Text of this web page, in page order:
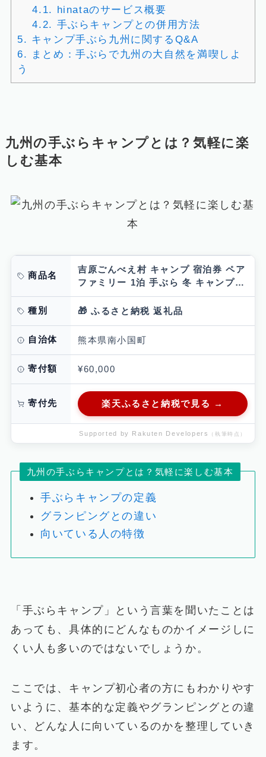
4.1. hinataのサービス概要
4.2. 手ぶらキャンプとの併用方法
5. キャンプ手ぶら九州に関するQ&A
6.
まとめ：手ぶらで九州の大自然を満喫しよ
う
九州の手ぶらキャンプとは？気軽に楽
しむ基本
商品名
吉原ごんべえ村 キャンプ 宿泊券 ペア
ファミリー 1泊 手ぶら 冬 キャンプ
薪ストーブ ドームキャンプ 九州 熊本
阿蘇 旅行 トラベル チケット ペア
種別 🎁 ふるさと納税 返礼品
自治体 熊本県南小国町
寄付額 ¥60,000
寄付先 楽天ふるさと納税で見る →
Supported by Rakuten Developers （執筆時点）
九州の手ぶらキャンプとは？気軽に楽しむ基本
手ぶらキャンプの定義
グランピングとの違い
向いている人の特徴
「手ぶらキャンプ」という言葉を聞いたことは
あっても、具体的にどんなものかイメージしに
くい人も多いのではないでしょうか。
ここでは、キャンプ初心者の方にもわかりやす
いように、基本的な定義やグランピングとの違
い、どんな人に向いているのかを整理していき
ます。